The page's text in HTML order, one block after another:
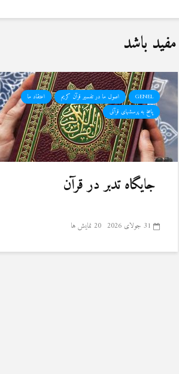
باشد
GENEL اصول ما در تفسیر قرآن کریم
اعتقاد ما
پاسخ به پرسشهای قرآنی
جایگاه تدبر در قرآن
31 جولای 2026 20 نمایش ها